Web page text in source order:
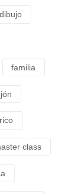
dibujo
familia
class